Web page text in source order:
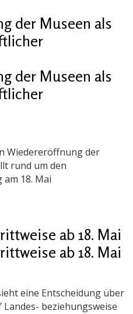
der Museen als
der Museen als
Wiedereröffnung der
rund um den
18. Mai
ab 18. Mai
ab 18. Mai
eine Entscheidung über
beziehungsweise